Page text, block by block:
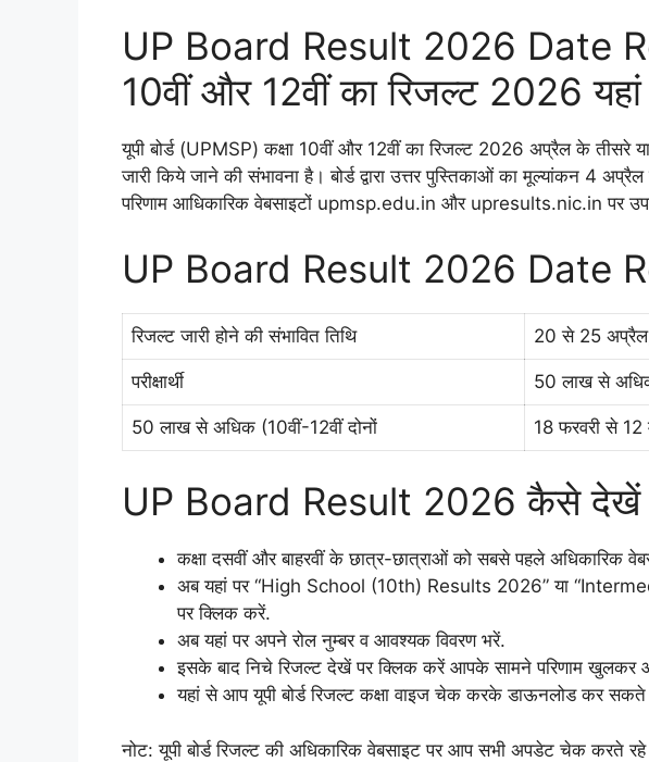
UP Board Result 2026 Date
10वीं और 12वीं का रिजल्ट 2026
यूपी बोर्ड (UPMSP) कक्षा 10वीं और 12वीं का रिजल्ट 2026 अप्रैल के
जारी किये जाने की संभावना है। बोर्ड द्वारा उत्तर पुस्तिकाओं का मूल्यांकन 4 अप्रैल
परिणाम आधिकारिक वेबसाइटों upmsp.edu.in और upresults.nic.in पर
UP Board Result 2026 Date
रिजल्ट जारी होने की संभावित तिथि 20 से 25
परीक्षार्थी 50 लाख से
50 लाख से अधिक (10वीं-12वीं दोनों 18 फरवरी से
UP Board Result 2026 कैसे देखें
कक्षा दसवीं और बाहरवीं के छात्र-छात्राओं को सबसे पहले अधिकारिक
अब यहां पर “High School (10th) Results 2026” या
पर क्लिक करें.
अब यहां पर अपने रोल नुम्बर व आवश्यक विवरण भरें.
इसके बाद निचे रिजल्ट देखें पर क्लिक करें आपके सामने परिणाम खुलकर
यहां से आप यूपी बोर्ड रिजल्ट कक्षा वाइज चेक करके डाऊनलोड कर सकते
नोट: यूपी बोर्ड रिजल्ट की अधिकारिक वेबसाइट पर आप सभी अपडेट चेक करते